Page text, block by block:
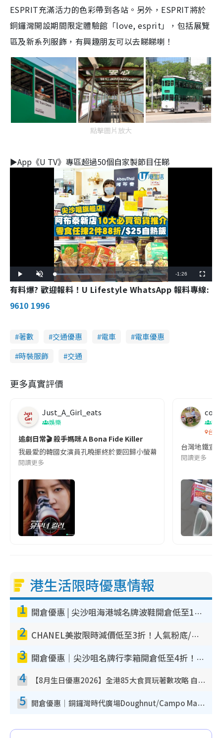
ESPRIT充滿活力的色彩帶到各站。另外，ESPRIT將於
銅鑼灣開設期間限定體驗館「love, esprit」，包括展覽
區及新系列服飾，有興趣朋友可以去睇睇喇！
點擊圖片放大
►App《U TV》專區超過50個自家製節目任睇
Play Unmute Loaded:
41.90%
Remaining
Time
-1:26 Fullscreen
有料爆? 歡迎報料！U Lifestyle WhatsApp 報料專線:
9610 1996
著數 交通優惠 電車
電車優惠
時裝服飾
交通
更多真實評價
Just_A_Girl_eats
娛樂
追劇日常🎬 殺手媽咪 A Bona Fide Killer
我最愛的韓國女演員孔曉振終於要回歸小螢幕啦!這次的劇本改編
閱讀更多
co
吹
台灣
台灣地鐵宣
閱讀更多
港生活限時優惠情報
1 開倉優惠 | 尖沙咀海港城名牌波鞋開倉低至1折！On鞋$899起／Joy&Peace鞋履$98起
2 CHANEL美妝限時減價低至3折！人氣粉底/唇膏/精華液低至$275！COCO香水都有平
3 開倉優惠｜尖沙咀名牌行李箱開倉低至4折！一連5日 American Tourister/ace./Hallmark $200起！
4 【8月生日優惠2026】全港85大食買玩著數攻略 自助餐/火鍋放題同行免費＋誠品/DONKI送現金券
5 開倉優惠｜銅鑼灣時代廣場Doughnut/Campo Marzio開倉低至1折！背囊、書包、手袋劈價$200起